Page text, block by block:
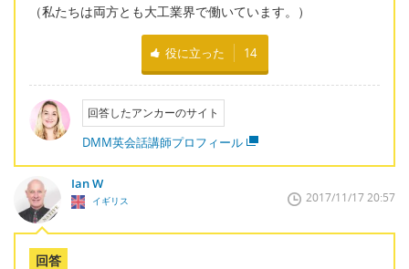
（私たちは両方とも大工業界で働いています。）
役に立った 14
回答したアンカーのサイト
DMM英会話講師プロフィール
Ian W
イギリス 2017/11/17 20:57
回答